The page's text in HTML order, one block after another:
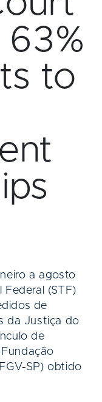
to
a agosto
Federal (STF)
de
da Justiça do
de
SP) obtido